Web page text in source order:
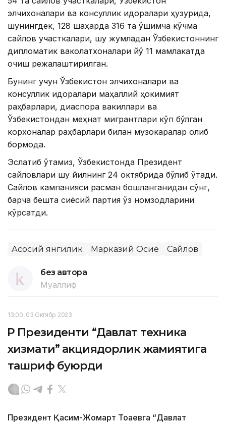
элчихоналари ва консуллик идоралари ҳузурида,
шунингдек, 128 шаҳарда 316 та қўшимча кўчма
сайлов участкалари, шу жумладан Ўзбекистоннинг
дипломатик ваколатхоналари йўқ 11 мамлакатда
очиш режалаштирилган.
Бунинг учун Ўзбекистон элчихоналари ва
консуллик идоралари маҳаллий ҳокимият
раҳбарлари, диаспора вакиллари ва
Ўзбекистондан меҳнат мигрантлари кўп бўлган
корхоналар раҳбарлари билан музокаралар олиб
бормоқда.
Эслатиб ўтамиз, Ўзбекистонда Президент
сайловлари шу йилнинг 24 октябрида бўлиб ўтади.
Сайлов кампанияси расман бошланганидан сўнг,
барча бешта сиёсий партия ўз номзодларини
кўрсатди.
Асосий янгилик Марказий Осиё Сайлов
без автора
Муаллиф
13:00, 03 Октябр 2023
ҚР Президенти “Давлат техника
хизмати” акциядорлик жамиятига
ташриф буюрди
Президент Қасим-Жомарт Тоқаевга “Давлат